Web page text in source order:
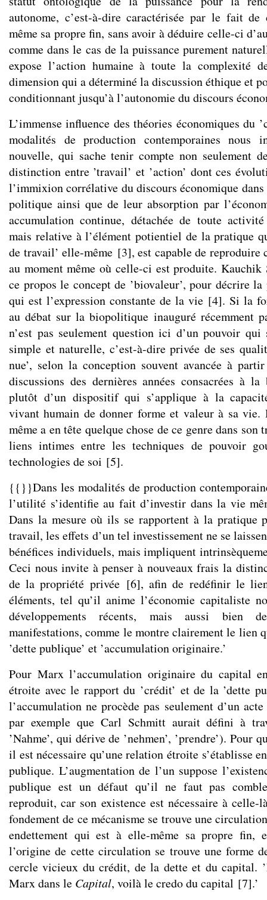
autonome, c’est-à-dire caractérisée par le fait de
même sa propre fin, sans avoir à déduire celle-ci
comme dans le cas de la puissance purement
expose l’action humaine à toute la complexité
dimension qui a déterminé la discussion éthique et
conditionnant jusqu’à l’autonomie du discours
L’immense influence des théories économiques du
modalités de production contemporaines nous
nouvelle, qui sache tenir compte non seulement
distinction entre ’travail’ et ’action’ dont ces
l’immixion corrélative du discours économique
politique ainsi que de leur absorption par
accumulation continue, détachée de toute
mais relative à l’élément potientiel de la pratique
de travail’ elle-même [3], est capable de reproduire
au moment même où celle-ci est produite.
ce propos le concept de ’biovaleur’, pour décrire la
qui est l’expression constante de la vie[4]. Si la
au débat sur la biopolitique inauguré récemment
n’est pas seulement question ici d’un pouvoir
simple et naturelle, c’est-à-dire privée de ses
nue’, selon la conception souvent avancée à
discussions des dernières années consacrées à
plutôt d’un dispositif qui s’applique à la
vivant humain de donner forme et valeur à sa
même a en tête quelque chose de ce genre dans son
liens intimes entre les techniques de pouvoir
technologies de soi [5].
{{}}Dans les modalités de production
l’utilité s’identifie au fait d’investir dans la vie
Dans la mesure où ils se rapportent à la pratique
travail, les effets d’un tel investissement ne se
bénéfices individuels, mais impliquent
Ceci nous invite à penser à nouveaux frais la
de la propriété privée[6], afin de redéfinir le
éléments, tel qu’il anime l’économie capitaliste
développements récents, mais aussi bien
manifestations, comme le montre clairement le lien
’dette publique’ et ’accumulation originaire.’
Pour Marx l’accumulation originaire du capital
étroite avec le rapport du ’crédit’ et de la ’dette
l’accumulation ne procède pas seulement d’un
par exemple que Carl Schmitt aurait défini à
’Nahme’, qui dérive de ’nehmen’, ’prendre’). Pour
il est nécessaire qu’une relation étroite s’établisse
publique. L’augmentation de l’un suppose
publique est un défaut qu’il ne faut pas
reproduit, car son existence est nécessaire à celle-
fondement de ce mécanisme se trouve une
endettement qui est à elle-même sa propre fin,
l’origine de cette circulation se trouve une forme
cercle vicieux du crédit, de la dette et du capital.
Marx dans le Capital, voilà le credo du capital [7].’